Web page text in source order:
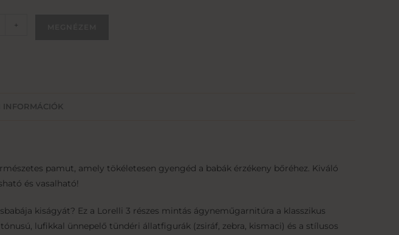
+
INFORMÁCIÓK
pamut, amely tökéletesen gyengéd a babák érzékeny bőréhez. Kiváló
és vasalható!
kiságyát? Ez a Lorelli 3 részes mintás ágyneműgarnitúra a klasszikus
lufikkal ünnepelő tündéri állatfigurák (zsiráf, zebra, kismaci) és a stílusos